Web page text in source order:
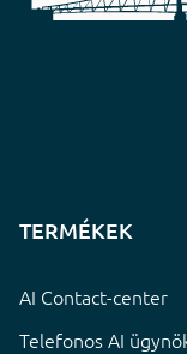
TERMÉKEK
AI Contact-center
Telefonos AI